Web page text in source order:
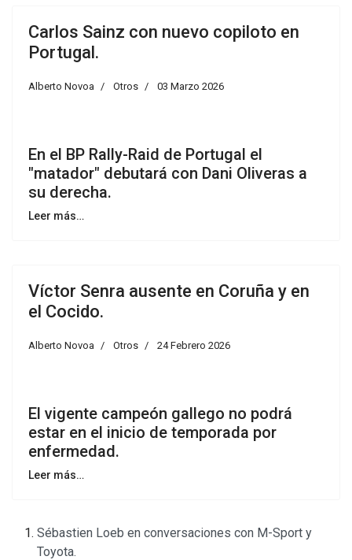
Carlos Sainz con nuevo copiloto en
Portugal.
Alberto Novoa Otros 03 Marzo 2026
En el BP Rally-Raid de Portugal el
"matador" debutará con Dani Oliveras a
su derecha.
Leer más…
Víctor Senra ausente en Coruña y en
el Cocido.
Alberto Novoa Otros 24 Febrero 2026
El vigente campeón gallego no podrá
estar en el inicio de temporada por
enfermedad.
Leer más…
Sébastien Loeb en conversaciones con M-Sport y
Toyota.